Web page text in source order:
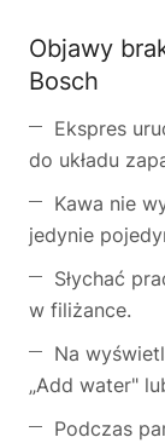
Objawy
Bosch
Ekspres
do układu
Kawa nie
jedynie
Słychać
w filiżance.
Na
„Add water"
Podczas